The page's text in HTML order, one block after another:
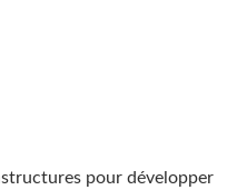
pour développer